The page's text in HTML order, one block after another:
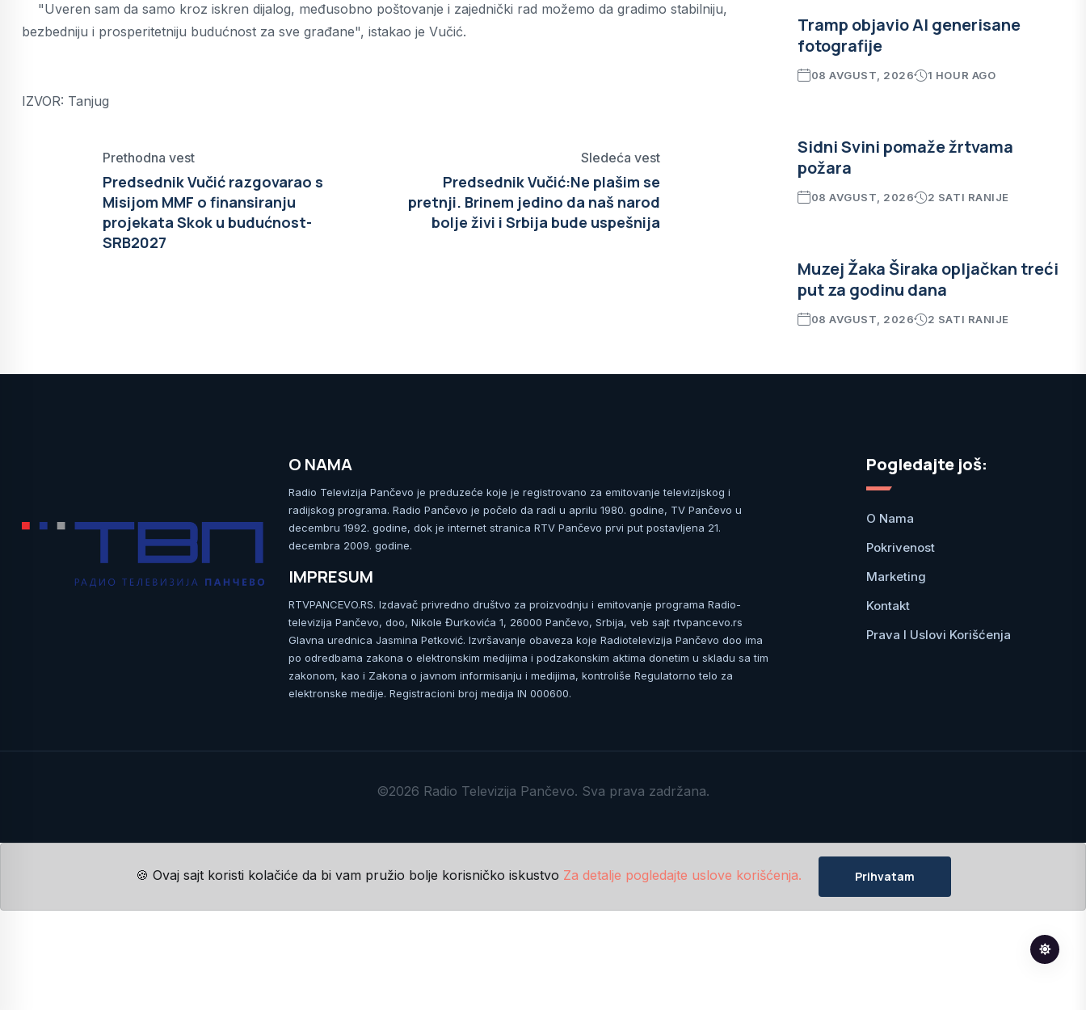
"Uveren sam da samo kroz iskren dijalog, međusobno poštovanje i zajednički rad možemo da gradimo stabilniju,
bezbedniju i prosperitetniju budućnost za sve građane", istakao je Vučić.
IZVOR: Tanjug
Prethodna vest
Predsednik Vučić razgovarao s
Misijom MMF o finansiranju
projekata Skok u budućnost-
SRB2027
Sledeća vest
Predsednik Vučić:Ne plašim se
pretnji. Brinem jedino da naš narod
bolje živi i Srbija bude uspešnija
Tramp objavio AI generisane
fotografije
08 AVGUST, 2026 1 HOUR AGO
Sidni Svini pomaže žrtvama
požara
08 AVGUST, 2026 2 SATI RANIJE
Muzej Žaka Širaka opljačkan treći
put za godinu dana
08 AVGUST, 2026 2 SATI RANIJE
O NAMA
Radio Televizija Pančevo je preduzeće koje je registrovano za emitovanje televizijskog i
radijskog programa. Radio Pančevo je počelo da radi u aprilu 1980. godine, TV Pančevo u
decembru 1992. godine, dok je internet stranica RTV Pančevo prvi put postavljena 21.
decembra 2009. godine.
IMPRESUM
RTVPANCEVO.RS. Izdavač privredno društvo za proizvodnju i emitovanje programa Radio-
televizija Pančevo, doo, Nikole Đurkovića 1, 26000 Pančevo, Srbija, veb sajt rtvpancevo.rs
Glavna urednica Jasmina Petković. Izvršavanje obaveza koje Radiotelevizija Pančevo doo ima
po odredbama zakona o elektronskim medijima i podzakonskim aktima donetim u skladu sa tim
zakonom, kao i Zakona o javnom informisanju i medijima, kontroliše Regulatorno telo za
elektronske medije. Registracioni broj medija IN 000600.
Pogledajte još:
O Nama
Pokrivenost
Marketing
Kontakt
Prava I Uslovi Korišćenja
©2026 Radio Televizija Pančevo. Sva prava zadržana.
🍪 Ovaj sajt koristi kolačiće da bi vam pružio bolje korisničko iskustvo Za detalje pogledajte uslove korišćenja. Prihvatam